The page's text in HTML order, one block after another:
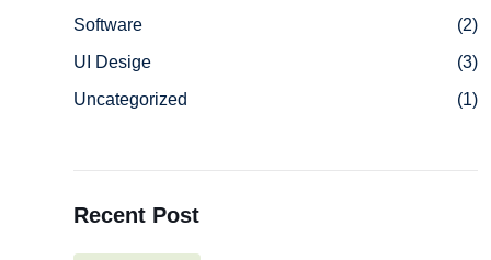
Software
(2)
UI Desige
(3)
Uncategorized
(1)
Recent Post